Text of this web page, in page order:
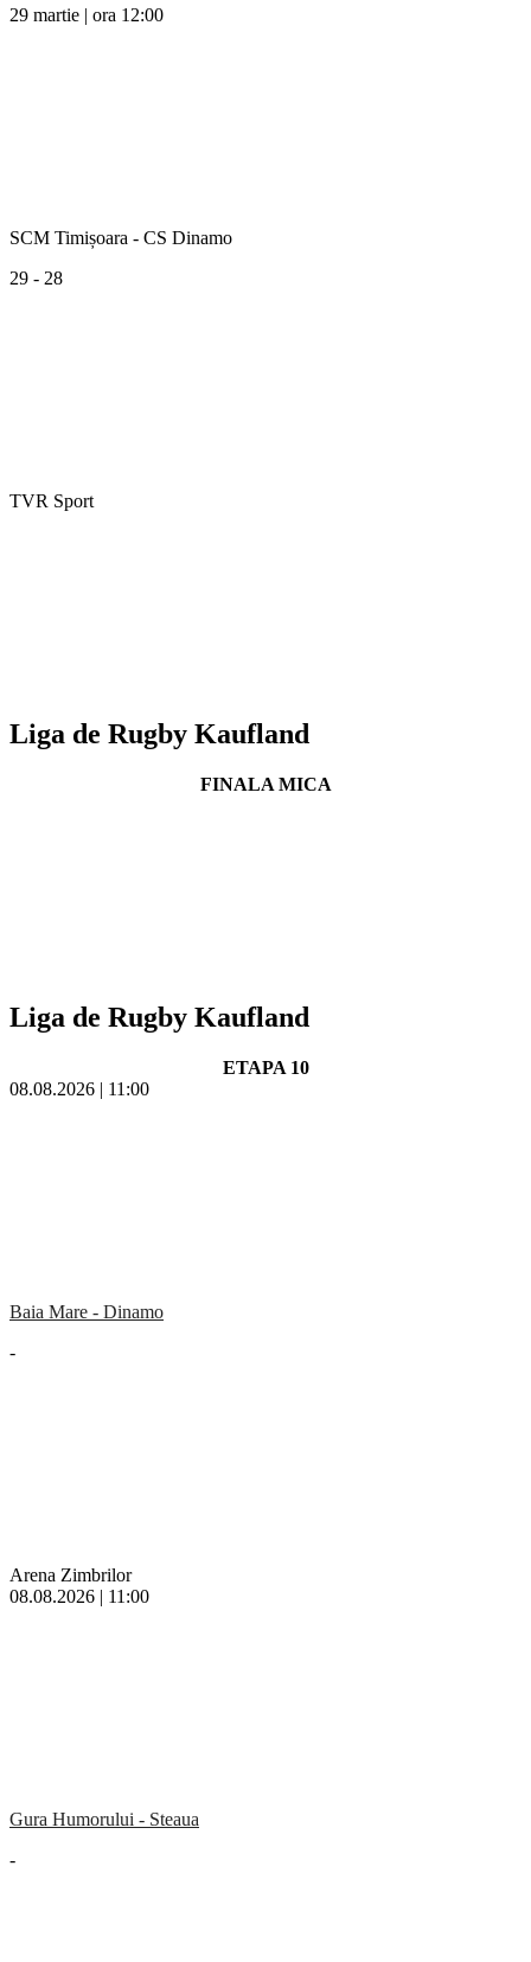
29 martie | ora 12:00
SCM Timișoara - CS Dinamo
29 - 28
TVR Sport
Liga de Rugby Kaufland
FINALA MICA
Liga de Rugby Kaufland
ETAPA 10
08.08.2026 | 11:00
Baia Mare - Dinamo
-
Arena Zimbrilor
08.08.2026 | 11:00
Gura Humorului - Steaua
-